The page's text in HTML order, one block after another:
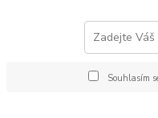
Souhlasím